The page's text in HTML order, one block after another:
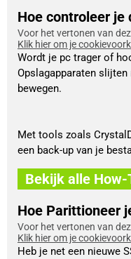
Hoe controleer je
Wordt je pc trager of
Opslagapparaten slijten
bewegen.
Met tools zoals
een back-up van je
Bekijk alle How-
Voor het vertonen van
Klik hier om je
Hoe Parittioneer
Heb je net een nieuwe
Voor het vertonen van
Klik hier om je